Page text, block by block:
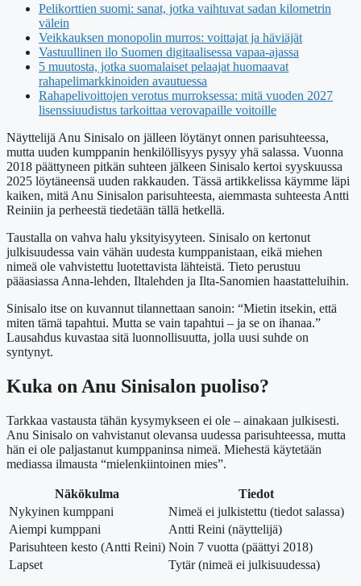
Pelikorttien suomi: sanat, jotka vaihtuvat sadan kilometrin
välein
Veikkauksen monopolin murros: voittajat ja häviäjät
Vastuullinen ilo Suomen digitaalisessa vapaa-ajassa
5 muutosta, jotka suomalaiset pelaajat huomaavat
rahapelimarkkinoiden avautuessa
Rahapelivoittojen verotus murroksessa: mitä vuoden 2027
lisenssiuudistus tarkoittaa verovapaille voitoille
Näyttelijä Anu Sinisalo on jälleen löytänyt onnen parisuhteessa,
mutta uuden kumppanin henkilöllisyys pysyy yhä salassa. Vuonna
2018 päättyneen pitkän suhteen jälkeen Sinisalo kertoi syyskuussa
2025 löytäneensä uuden rakkauden. Tässä artikkelissa käymme läpi
kaiken, mitä Anu Sinisalon parisuhteesta, aiemmasta suhteesta Antti
Reiniin ja perheestä tiedetään tällä hetkellä.
Taustalla on vahva halu yksityisyyteen. Sinisalo on kertonut
julkisuudessa vain vähän uudesta kumppanistaan, eikä miehen
nimeä ole vahvistettu luotettavista lähteistä. Tieto perustuu
pääasiassa Anna-lehden, Iltalehden ja Ilta-Sanomien haastatteluihin.
Sinisalo itse on kuvannut tilannettaan sanoin: “Mietin itsekin, että
miten tämä tapahtui. Mutta se vain tapahtui – ja se on ihanaa.”
Lausahdus kuvastaa sitä luonnollisuutta, jolla uusi suhde on
syntynyt.
Kuka on Anu Sinisalon puoliso?
Tarkkaa vastausta tähän kysymykseen ei ole – ainakaan julkisesti.
Anu Sinisalo on vahvistanut olevansa uudessa parisuhteessa, mutta
hän ei ole paljastanut kumppaninsa nimeä. Miehestä käytetään
mediassa ilmausta “mielenkiintoinen mies”.
Näkökulma
Tiedot
Nykyinen kumppani
Nimeä ei julkistettu (tiedot salassa)
Aiempi kumppani
Antti Reini (näyttelijä)
Parisuhteen kesto (Antti Reini) Noin 7 vuotta (päättyi 2018)
Lapset
Tytär (nimeä ei julkisuudessa)